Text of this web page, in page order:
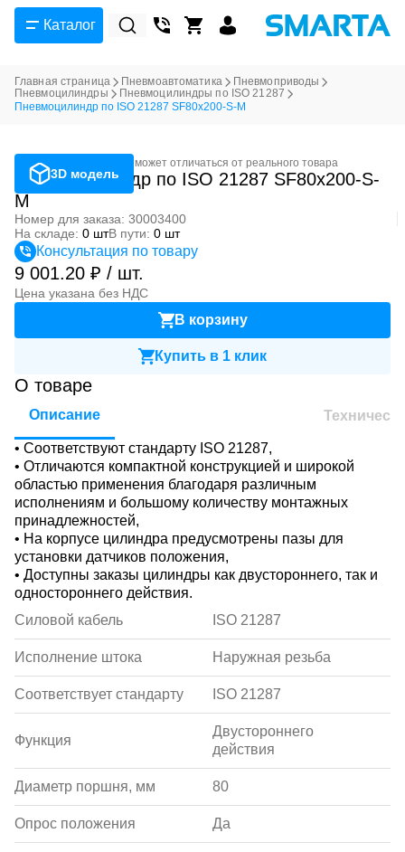
Каталог
Главная страница Пневмоавтоматика
Пневмоприводы
Пневмоцилиндры
Пневмоцилиндры по ISO 21287
Пневмоцилиндр по ISO 21287 SF80x200-S-M
3D модель
Фотография может отличаться от реального товара
Пневмоцилиндр по ISO 21287 SF80x200-S-
M
Номер для заказа: 30003400
На складе: 0 штВ пути: 0 шт
Консультация по товару
9 001.20 ₽ / шт.
Цена указана без НДС
В корзину
Купить в 1 клик
О товаре
Описание
• Соответствуют стандарту ISO 21287,
• Отличаются компактной конструкцией и широкой
областью применения благодаря различным
исполнениям и большому количеству монтажных
принадлежностей,
• На корпусе цилиндра предусмотрены пазы для
установки датчиков положения,
• Доступны заказы цилиндры как двустороннего, так и
одностороннего действия.
Силовой кабель
ISO 21287
Исполнение штока Наружная резьба
Соответствует стандарту ISO 21287
Функция
Двустороннего
действия
Диаметр поршня, мм 80
Опрос положения Да